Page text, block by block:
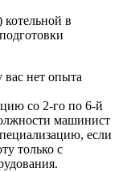
в
вас нет опыта
со 2-го по 6-й
машинист
если
только с